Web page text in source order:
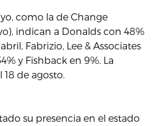
como la de Change
indican a Donalds con 48%
Fabrizio, Lee & Associates
y Fishback en 9%. La
de agosto.
su presencia en el estado